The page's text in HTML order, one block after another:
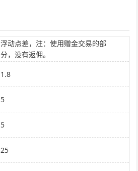
浮动点差，注：使用赠金交易的部
分，没有返佣。
1.8
5
5
25